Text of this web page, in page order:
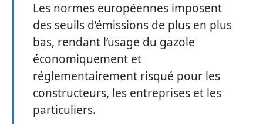
Les normes européennes imposent
des seuils d’émissions de plus en plus
bas, rendant l’usage du gazole
économiquement et
réglementairement risqué pour les
constructeurs, les entreprises et les
particuliers.